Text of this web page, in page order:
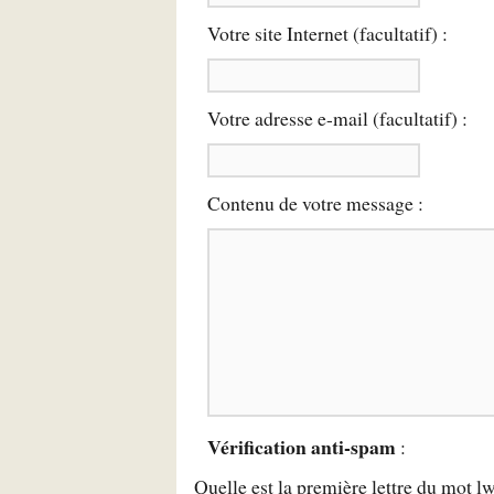
Votre site Internet (facultatif) :
Votre adresse e-mail (facultatif) :
Contenu de votre message :
Vérification anti-spam :
Quelle est lapremièrelettre du mot